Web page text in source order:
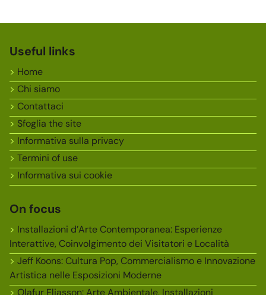
Useful links
Home
Chi siamo
Contattaci
Sfoglia the site
Informativa sulla privacy
Termini of use
Informativa sui cookie
On focus
Installazioni d’Arte Contemporanea: Esperienze
Interattive, Coinvolgimento dei Visitatori e Località
Jeff Koons: Cultura Pop, Commercialismo e Innovazione
Artistica nelle Esposizioni Moderne
Olafur Eliasson: Arte Ambientale, Installazioni